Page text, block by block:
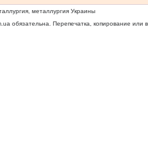
металлургия Украины
обязательна. Перепечатка, копирование или